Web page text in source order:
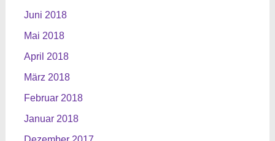
Juni 2018
Mai 2018
April 2018
März 2018
Februar 2018
Januar 2018